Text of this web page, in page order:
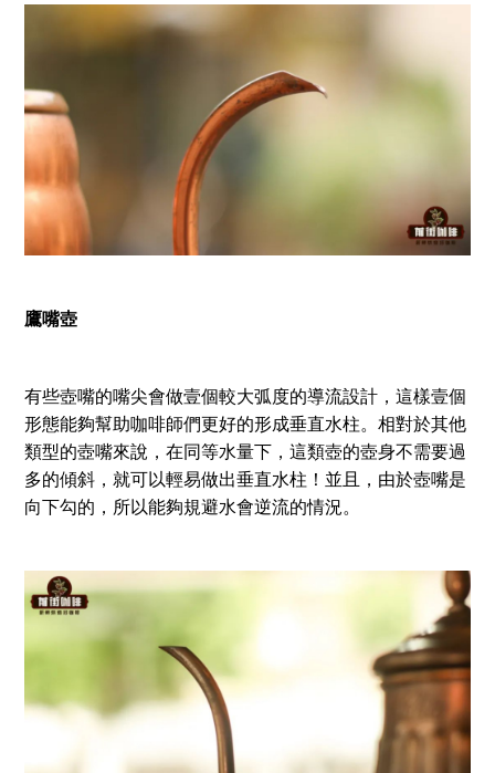
鷹嘴壺
有些壺嘴的嘴尖會做壹個較大弧度的導流設計，這樣壹個
形態能夠幫助咖啡師們更好的形成垂直水柱。相對於其他
類型的壺嘴來說，在同等水量下，這類壺的壺身不需要過
多的傾斜，就可以輕易做出垂直水柱！並且，由於壺嘴是
向下勾的，所以能夠規避水會逆流的情況。